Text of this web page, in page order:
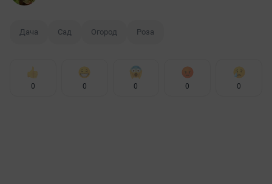
Дача Сад Огород Роза
0 0 0 0 0